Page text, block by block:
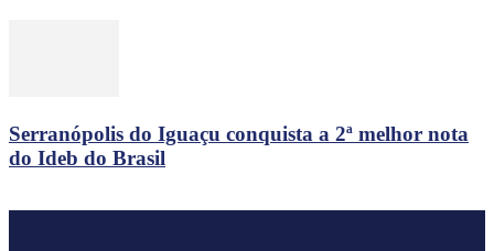
Serranópolis do Iguaçu conquista a 2ª melhor nota
do Ideb do Brasil